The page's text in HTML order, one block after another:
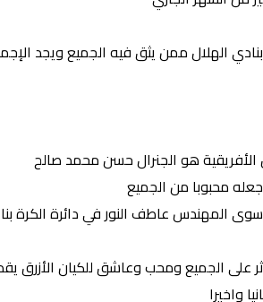
الهلال ممن يثق فيه الجميع ويجد
هو الجنرال حسن محمد صالح
محبوبا من الجميع
عاطف النور في دائرة الكرة
الجميع ومحب وعاشق للكيان الأزرق
واخيرا